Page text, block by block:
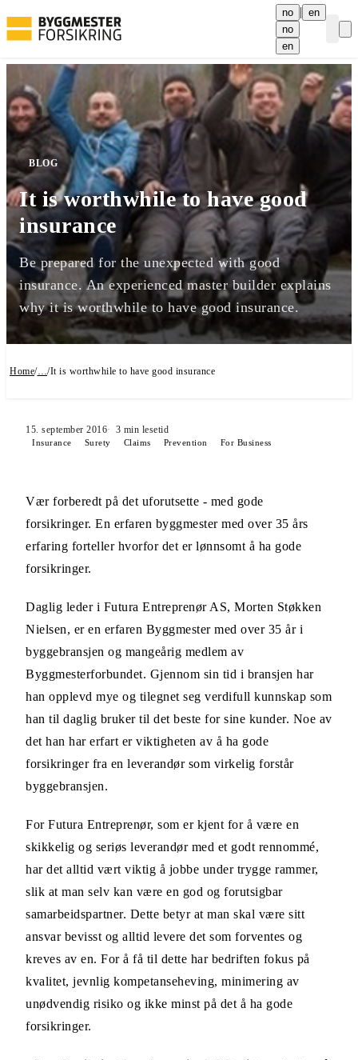
no | en
no
en
BLOG
It is worthwhile to have good
insurance
Be prepared for the unexpected with good
insurance. An experienced master builder explains
why it is worthwhile to have good insurance.
Home/…/It is worthwhile to have good insurance
15. september 2016 3 min lesetid
Insurance Surety Claims Prevention For Business
Vær forberedt på det uforutsette - med gode
forsikringer. En erfaren byggmester med over 35 års
erfaring forteller hvorfor det er lønnsomt å ha gode
forsikringer.
Daglig leder i Futura Entreprenør AS, Morten Støkken
Nielsen, er en erfaren Byggmester med over 35 år i
byggebransjen og mangeårig medlem av
Byggmesterforbundet. Gjennom sin tid i bransjen har
han opplevd mye og tilegnet seg verdifull kunnskap som
han til daglig bruker til det beste for sine kunder. Noe av
det han har erfart er viktigheten av å ha gode
forsikringer fra en leverandør som virkelig forstår
byggebransjen.
For Futura Entreprenør, som er kjent for å være en
skikkelig og seriøs leverandør med et godt rennommé,
har det alltid vært viktig å jobbe under trygge rammer,
slik at man selv kan være en god og forutsigbar
samarbeidspartner. Dette betyr at man skal være sitt
ansvar bevisst og alltid levere det som forventes og
kreves av en. For å få til dette har bedriften fokus på
kvalitet, jevnlig kompetanseheving, minimering av
unødvendig risiko og ikke minst på det å ha gode
forsikringer.